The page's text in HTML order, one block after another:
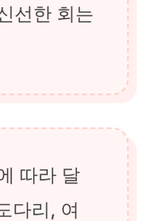
선한 회는
따라 달
다리, 여